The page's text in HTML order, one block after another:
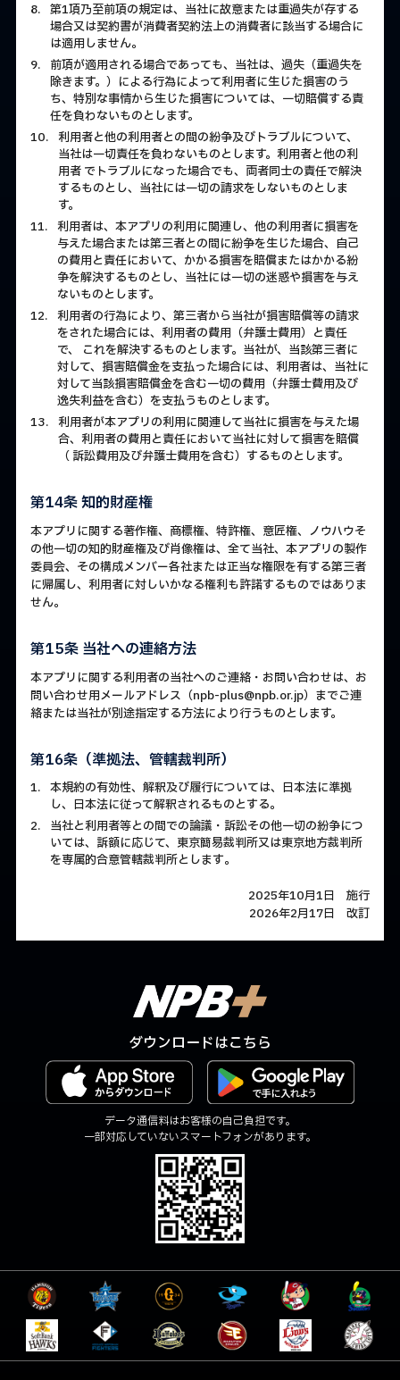
8. 第1項乃至前項の規定は、当社に故意または重過失が存する
場合又は契約書が消費者契約法上の消費者に該当する場合に
は適用しません。
9. 前項が適用される場合であっても、当社は、過失（重過失を
除きます。）による行為によって利用者に生じた損害のう
ち、特別な事情から生じた損害については、一切賠償する責
任を負わないものとします。
10. 利用者と他の利用者との間の紛争及びトラブルについて、
当社は一切責任を負わないものとします。利用者と他の利
用者 でトラブルになった場合でも、両者同士の責任で解決
するものとし、当社には一切の請求をしないものとしま
す。
11. 利用者は、本アプリの利用に関連し、他の利用者に損害を
与えた場合または第三者との間に紛争を生じた場合、自己
の費用と責任において、かかる損害を賠償またはかかる紛
争を解決するものとし、当社には一切の迷惑や損害を与え
ないものとします。
12. 利用者の行為により、第三者から当社が損害賠償等の請求
をされた場合には、利用者の費用（弁護士費用）と責任
で、 これを解決するものとします。当社が、当該第三者に
対して、損害賠償金を支払った場合には、利用者は、当社に
対して当該損害賠償金を含む一切の費用（弁護士費用及び
逸失利益を含む）を支払うものとします。
13. 利用者が本アプリの利用に関連して当社に損害を与えた場
合、利用者の費用と責任において当社に対して損害を賠償
（ 訴訟費用及び弁護士費用を含む）するものとします。
第14条 知的財産権
本アプリに関する著作権、商標権、特許権、意匠権、ノウハウそ
の他一切の知的財産権及び肖像権は、全て当社、本アプリの製作
委員会、その構成メンバー各社または正当な権限を有する第三者
に帰属し、利用者に対しいかなる権利も許諾するものではありま
せん。
第15条 当社への連絡方法
本アプリに関する利用者の当社へのご連絡・お問い合わせは、お
問い合わせ用メールアドレス（npb-plus@npb.or.jp）までご連
絡または当社が別途指定する方法により行うものとします。
第16条（準拠法、管轄裁判所）
1. 本規約の有効性、解釈及び履行については、日本法に準拠
し、日本法に従って解釈されるものとする。
2. 当社と利用者等との間での論議・訴訟その他一切の紛争につ
いては、訴額に応じて、東京簡易裁判所又は東京地方裁判所
を専属的合意管轄裁判所とします｡
2025年10月1日 施行
2026年2月17日 改訂
ダウンロードはこちら
データ通信料はお客様の自己負担です。
一部対応していないスマートフォンがあります。